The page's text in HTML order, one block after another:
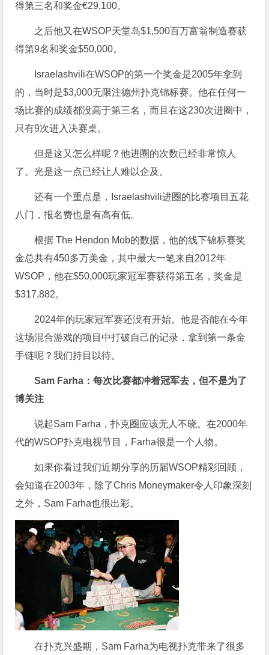
得第三名和奖金€29,100。
之后他又在WSOP天堂岛$1,500百万富翁制造赛获
得第9名和奖金$50,000。
Israelashvili在WSOP的第一个奖金是2005年拿到
的，当时是$3,000无限注德州扑克锦标赛。他在任何一
场比赛的成绩都没高于第三名，而且在这230次进圈中，
只有9次进入决赛桌。
但是这又怎么样呢？他进圈的次数已经非常惊人
了。光是这一点已经让人难以企及。
还有一个重点是，Israelashvili进圈的比赛项目五花
八门，报名费也是有高有低。
根据 The Hendon Mob的数据，他的线下锦标赛奖
金总共有450多万美金，其中最大一笔来自2012年
WSOP，他在$50,000玩家冠军赛获得第五名，奖金是
$317,882。
2024年的玩家冠军赛还没有开始。他是否能在今年
这场混合游戏的项目中打破自己的记录，拿到第一条金
手链呢？我们持目以待。
Sam Farha：每次比赛都冲着冠军去，但不是为了
博关注
说起Sam Farha，扑克圈应该无人不晓。在2000年
代的WSOP扑克电视节目，Farha很是一个人物。
如果你看过我们近期分享的历届WSOP精彩回顾，
会知道在2003年，除了Chris Moneymaker令人印象深刻
之外，Sam Farha也很出彩。
在扑克兴盛期，Sam Farha为电视扑克带来了很多